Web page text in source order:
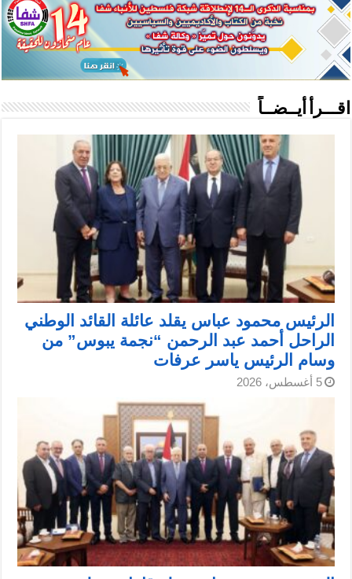
اقـــرأ أيــضــاً
الرئيس محمود عباس يقلد عائلة القائد الوطني
الراحل أحمد عبد الرحمن “نجمة يبوس” من
وسام الرئيس ياسر عرفات
5 أغسطس، 2026